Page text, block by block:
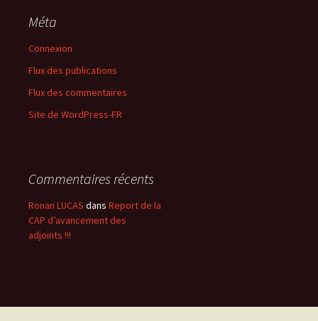
Méta
Connexion
Flux des publications
Flux des commentaires
Site de WordPress-FR
Commentaires récents
Ronan LUCAS dans Report de la
CAP d’avancement des
adjoints !!!